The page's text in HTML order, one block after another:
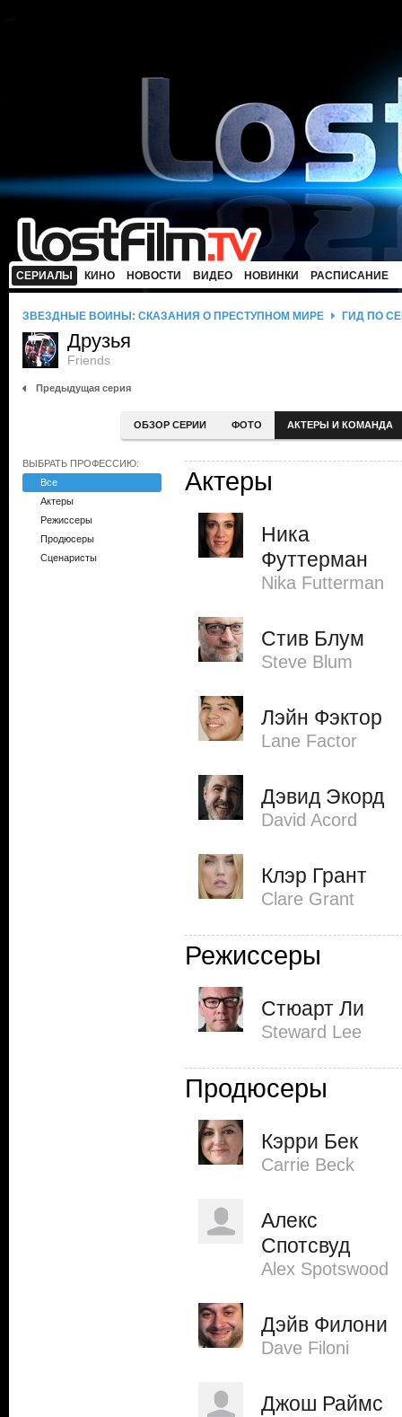
СЕРИАЛЫ КИНО НОВОСТИ ВИДЕО НОВИНКИ РАСПИСАНИЕ
ЗВЕЗДНЫЕ ВОЙНЫ: СКАЗАНИЯ О ПРЕСТУПНОМ МИРЕ ГИД ПО
Друзья
Friends
Предыдущая серия
ОБЗОР СЕРИИ ФОТО АКТЕРЫ И КОМАНДА
ВЫБРАТЬ ПРОФЕССИЮ:
Все
Актеры
Режиссеры
Продюсеры
Сценаристы
Актеры
Ника
Футтерман
Nika Futterman
Стив Блум
Steve Blum
Лэйн Фэктор
Lane Factor
Дэвид Экорд
David Acord
Клэр Грант
Clare Grant
Режиссеры
Стюарт Ли
Steward Lee
Продюсеры
Кэрри Бек
Carrie Beck
Алекс
Спотсвуд
Alex Spotswood
Дэйв Филони
Dave Filoni
Джош Раймс